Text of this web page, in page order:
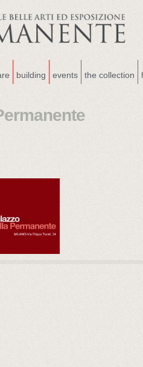
building events the collection